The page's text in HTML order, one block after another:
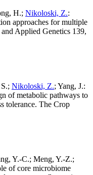
H.; Nikoloski, Z.:
approaches for multiple
Applied Genetics 139,
Nikoloski, Z.; Yang, J.:
of metabolic pathways to
tolerance. The Crop
Y.-C.; Meng, Y.-Z.;
of core microbiome